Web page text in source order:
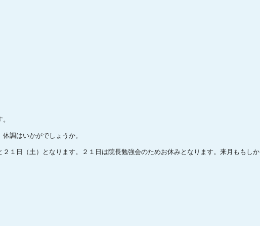
調はいかがでしょうか。
１日（土）となります。２１日は院長勉強会のためお休みとなります。来月ももしか